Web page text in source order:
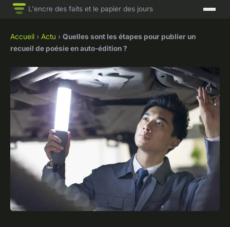
L'encre des faits et le papier des jours
Accueil › Actu › Quelles sont les étapes pour publier un
recueil de poésie en auto-édition ?